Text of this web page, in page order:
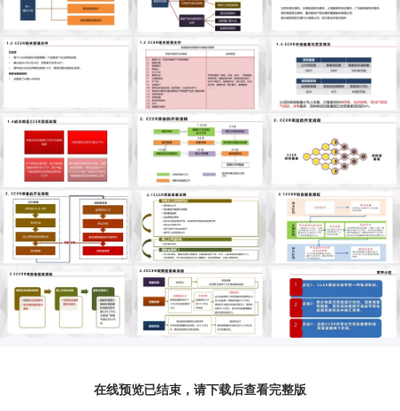
在线预览已结束，请下载后查看完整版